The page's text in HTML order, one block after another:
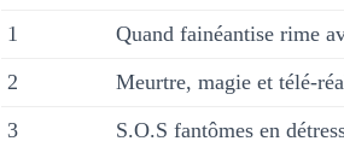
1
Quand fainéantise rime
2
Meurtre, magie et télé-
3
S.O.S fantômes en